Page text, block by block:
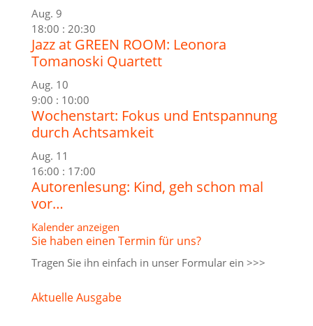
Aug. 9
18:00 : 20:30
Jazz at GREEN ROOM: Leonora
Tomanoski Quartett
Aug. 10
9:00 : 10:00
Wochenstart: Fokus und Entspannung
durch Achtsamkeit
Aug. 11
16:00 : 17:00
Autorenlesung: Kind, geh schon mal
vor…
Kalender anzeigen
Sie haben einen Termin für uns?
Tragen Sie ihn einfach in unser Formular ein >>>
Aktuelle Ausgabe